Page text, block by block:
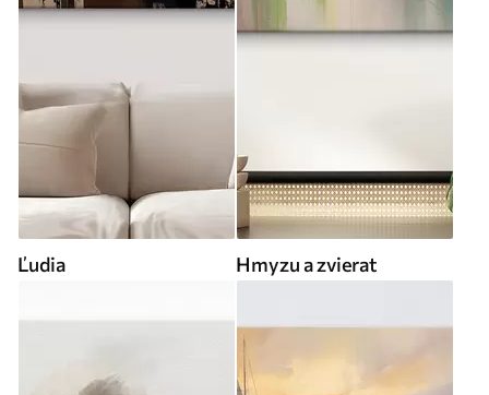
Ľudia Hmyzu a zvierat